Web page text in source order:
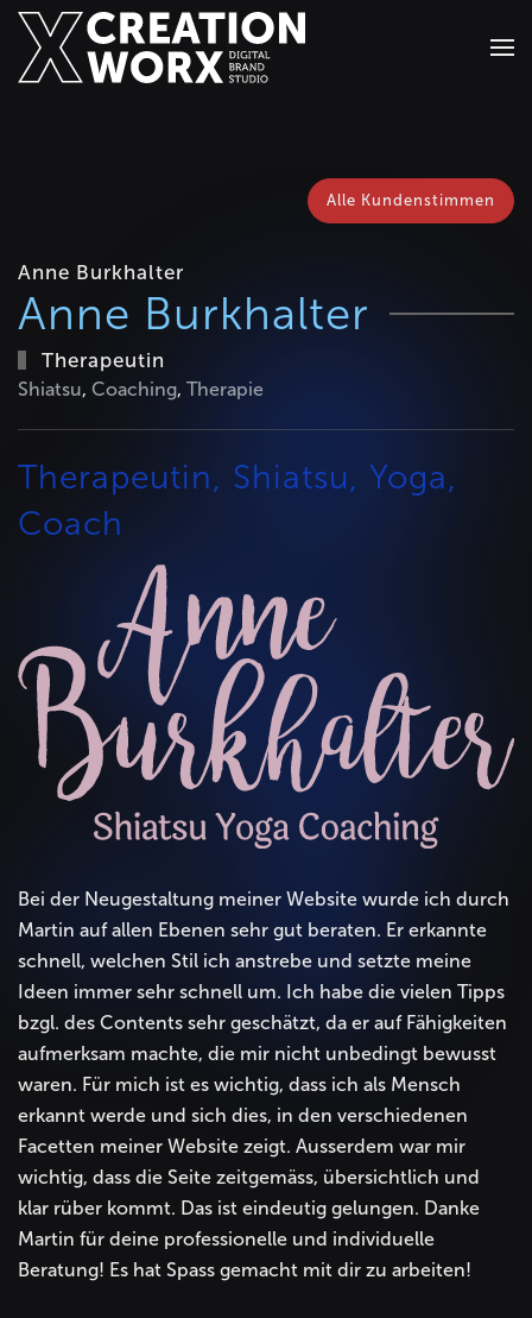
Zum Hauptinhalt springen
Alle Kundenstimmen
Anne Burkhalter
Anne Burkhalter
Therapeutin
Shiatsu, Coaching, Therapie
Therapeutin, Shiatsu, Yoga,
Coach
Bei der Neugestaltung meiner Website wurde ich durch
Martin auf allen Ebenen sehr gut beraten. Er erkannte
schnell, welchen Stil ich anstrebe und setzte meine
Ideen immer sehr schnell um. Ich habe die vielen Tipps
bzgl. des Contents sehr geschätzt, da er auf Fähigkeiten
aufmerksam machte, die mir nicht unbedingt bewusst
waren. Für mich ist es wichtig, dass ich als Mensch
erkannt werde und sich dies, in den verschiedenen
Facetten meiner Website zeigt. Ausserdem war mir
wichtig, dass die Seite zeitgemäss, übersichtlich und
klar rüber kommt. Das ist eindeutig gelungen. Danke
Martin für deine professionelle und individuelle
Beratung! Es hat Spass gemacht mit dir zu arbeiten!